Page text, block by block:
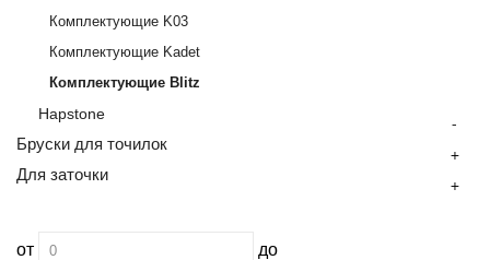
Комплектующие K03
Комплектующие Kadet
Комплектующие Blitz
Hapstone -
Бруски для точилок +
Для заточки +
от до